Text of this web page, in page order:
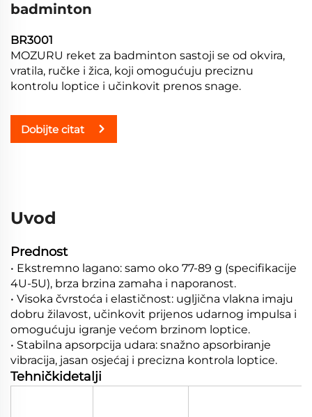
badminton
BR3001
MOZURU reket za badminton sastoji se od okvira,
vratila, ručke i žica, koji omogućuju preciznu
kontrolu loptice i učinkovit prenos snage.
Dobijte citat
Uvod
Prednost
• Ekstremno lagano: samo oko 77-89 g (specifikacije
4U-5U), brza brzina zamaha i naporanost.
• Visoka čvrstoća i elastičnost: ugljična vlakna imaju
dobru žilavost, učinkovit prijenos udarnog impulsa i
omogućuju igranje većom brzinom loptice.
• Stabilna apsorpcija udara: snažno apsorbiranje
vibracija, jasan osjećaj i precizna kontrola loptice.
Tehničkidetalji